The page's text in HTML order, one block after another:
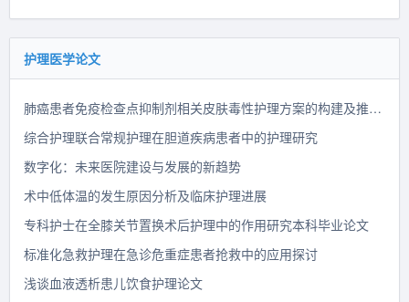
护理医学论文
肺癌患者免疫检查点抑制剂相关皮肤毒性护理方案的构建及推广主
综合护理联合常规护理在胆道疾病患者中的护理研究
数字化：未来医院建设与发展的新趋势
术中低体温的发生原因分析及临床护理进展
专科护士在全膝关节置换术后护理中的作用研究本科毕业论文
标准化急救护理在急诊危重症患者抢救中的应用探讨
浅谈血液透析患儿饮食护理论文